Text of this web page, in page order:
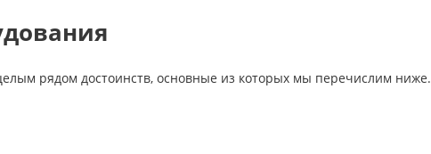
рядом достоинств, основные из которых мы перечислим ниже.